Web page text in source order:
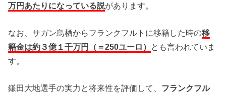
万円あたりになっている説があります。
なお、サガン鳥栖からフランクフルトに移籍した時の移
籍金は約３億１千万円（＝250ユーロ） とも言われていま
す。
鎌田大地選手の実力と将来性を評価して、 フランクフル